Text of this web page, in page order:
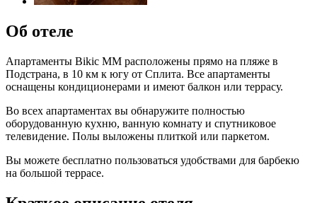
Об отеле
Апартаменты Bikic MM расположены прямо на пляже в
Подстрана, в 10 км к югу от Сплита. Все апартаменты
оснащены кондиционерами и имеют балкон или террасу.
Во всех апартаментах вы обнаружите полностью
оборудованную кухню, ванную комнату и спутниковое
телевидение. Полы выложены плиткой или паркетом.
Вы можете бесплатно пользоваться удобствами для барбекю
на большой террасе.